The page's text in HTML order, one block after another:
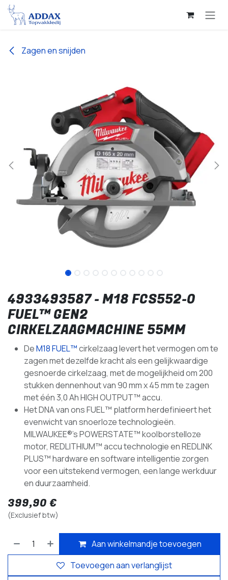
Overslaan naar inhoud
Zagen en snijden
4933493587 - M18 FCS552-0
FUEL™ GEN2
CIRKELZAAGMACHINE 55MM
DeM18 FUEL™cirkelzaag levert het vermogen om te
zagen met dezelfde kracht als een gelijkwaardige
gesnoerde cirkelzaag, met de mogelijkheid om 200
stukken dennenhout van 90 mm x 45 mm te zagen
met één 3,0 Ah HIGH OUTPUT™ accu.
Het DNA van ons FUEL™ platform herdefinieert het
evenwicht van snoerloze technologieën.
MILWAUKEE®'s POWERSTATE™ koolborstelloze
motor, REDLITHIUM™ accu technologie en REDLINK
PLUS™ hardware en software intelligentie zorgen
voor een uitstekend vermogen, een lange werkduur
en duurzaamheid.
399,90 €
(Exclusief btw)
Aan winkelmandje toevoegen
Toevoegen aan verlanglijst